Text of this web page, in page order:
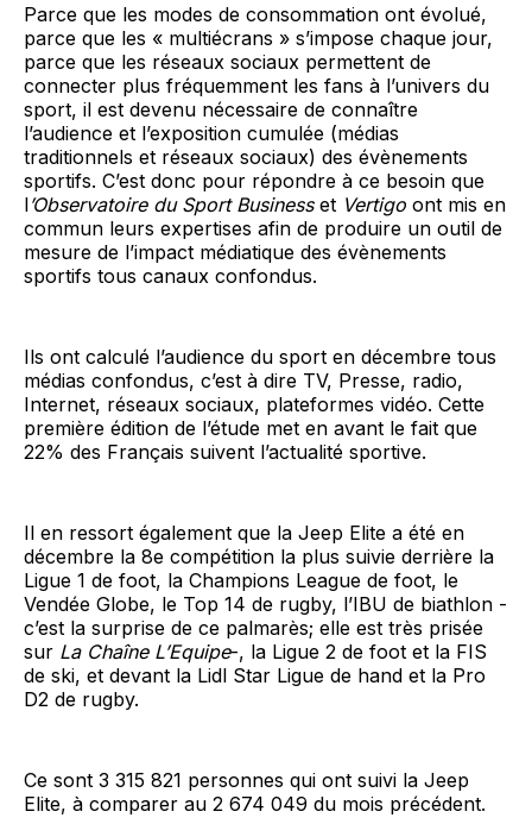
Parce que les modes de consommation ont évolué,
parce que les « multiécrans » s’impose chaque jour,
parce que les réseaux sociaux permettent de
connecter plus fréquemment les fans à l’univers du
sport, il est devenu nécessaire de connaître
l’audience et l’exposition cumulée (médias
traditionnels et réseaux sociaux) des évènements
sportifs. C’est donc pour répondre à ce besoin que
l’Observatoire du Sport Businesset Vertigo ont mis en
commun leurs expertises afin de produire un outil de
mesure de l’impact médiatique des évènements
sportifs tous canaux confondus.
Ils ont calculé l’audience du sport en décembre tous
médias confondus, c’est à dire TV, Presse, radio,
Internet, réseaux sociaux, plateformes vidéo. Cette
première édition de l’étude met en avant le fait que
22% des Français suivent l’actualité sportive.
Il en ressort également que la Jeep Elite a été en
décembre la 8e compétition la plus suivie derrière la
Ligue 1 de foot, la Champions League de foot, le
Vendée Globe, le Top 14 de rugby, l’IBU de biathlon -
c’est la surprise de ce palmarès; elle est très prisée
sur La Chaîne L’Equipe-, la Ligue 2 de foot et la FIS
de ski, et devant la Lidl Star Ligue de hand et la Pro
D2 de rugby.
Ce sont 3 315 821 personnes qui ont suivi la Jeep
Elite, à comparer au 2 674 049 du mois précédent.